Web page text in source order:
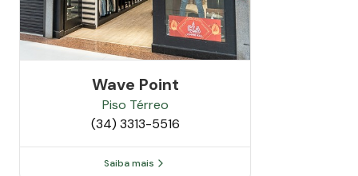
Wave Point
Piso Térreo
(34) 3313-5516
Saiba mais